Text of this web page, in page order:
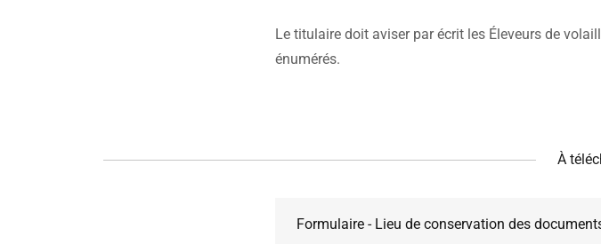
Le titulaire doit aviser par écrit les Éleveurs de
énumérés.
À
Formulaire - Lieu de conservation des